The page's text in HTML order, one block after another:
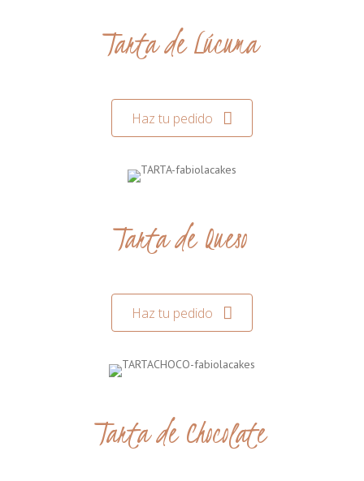
Tarta de Lúcuma
Haz tu pedido
Tarta de Queso
Haz tu pedido
Tarta de Chocolate